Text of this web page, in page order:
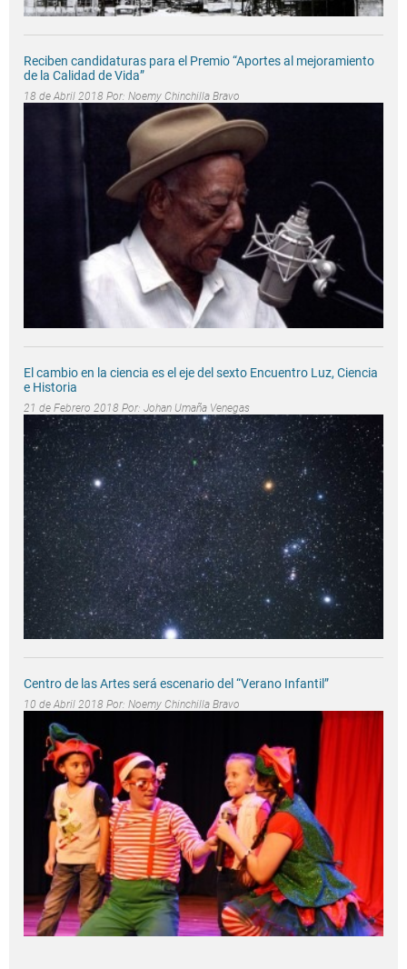
Reciben candidaturas para el Premio “Aportes al mejoramiento
de la Calidad de Vida”
18 de Abril 2018 Por: Noemy Chinchilla Bravo
El cambio en la ciencia es el eje del sexto Encuentro Luz, Ciencia
e Historia
21 de Febrero 2018 Por: Johan Umaña Venegas
Centro de las Artes será escenario del “Verano Infantil”
10 de Abril 2018 Por: Noemy Chinchilla Bravo